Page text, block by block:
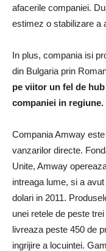
afacerile companiei.
estimez o stabilizare a
In plus, compania isi
din Bulgaria prin
pe viitor un fel de
companiei in regiune.
Compania Amway
vanzarilor directe.
Unite, Amway
intreaga lume, si a
dolari in 2011.
unei retele de peste
livreaza peste 450 de
ingrijire a locuintei.